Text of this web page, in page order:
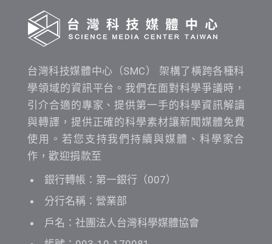
台灣科技媒體中心（SMC） 架構了橫跨各種科
學領域的資訊平台。我們在面對科學爭議時，
引介合適的專家、提供第一手的科學資訊解讀
與轉譯，提供正確的科學素材讓新聞媒體免費
使用。若您支持我們持續與媒體、科學家合
作，歡迎捐款至
銀行轉帳：第一銀行（007）
分行名稱：營業部
戶名：社團法人台灣科學媒體協會